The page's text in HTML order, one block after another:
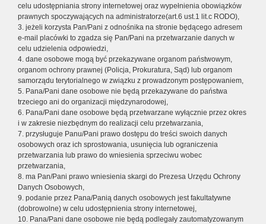
celu udostępniania strony internetowej oraz wypełnienia obowiązków
prawnych spoczywających na administratorze(art.6 ust.1 lit.c RODO),
3. jeżeli korzysta Pan/Pani z odnośnika na stronie będącego adresem
e-mail placówki to zgadza się Pan/Pani na przetwarzanie danych w
celu udzielenia odpowiedzi,
4. dane osobowe mogą być przekazywane organom państwowym,
organom ochrony prawnej (Policja, Prokuratura, Sąd) lub organom
samorządu terytorialnego w związku z prowadzonym postępowaniem,
5. Pana/Pani dane osobowe nie będą przekazywane do państwa
trzeciego ani do organizacji międzynarodowej,
6. Pana/Pani dane osobowe będą przetwarzane wyłącznie przez okres
i w zakresie niezbędnym do realizacji celu przetwarzania,
7. przysługuje Panu/Pani prawo dostępu do treści swoich danych
osobowych oraz ich sprostowania, usunięcia lub ograniczenia
przetwarzania lub prawo do wniesienia sprzeciwu wobec
przetwarzania,
8. ma Pan/Pani prawo wniesienia skargi do Prezesa Urzędu Ochrony
Danych Osobowych,
9. podanie przez Pana/Panią danych osobowych jest fakultatywne
(dobrowolne) w celu udostępnienia strony internetowej,
10. Pana/Pani dane osobowe nie będą podlegały zautomatyzowanym